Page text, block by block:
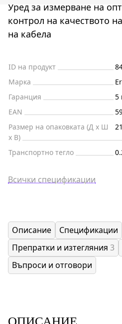
Уред за измерване на
контрол на качеството
на кабела
ID на продукт
Марка
Гаранция
5
EAN
Размер на опаковката (Д x Ш
x В)
Транспортно тегло
Всички спецификации
Описание
Спецификации
Препратки и изтегляния 3
Въпроси и отговори
ОПИСАНИЕ